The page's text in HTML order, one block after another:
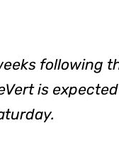
following
is